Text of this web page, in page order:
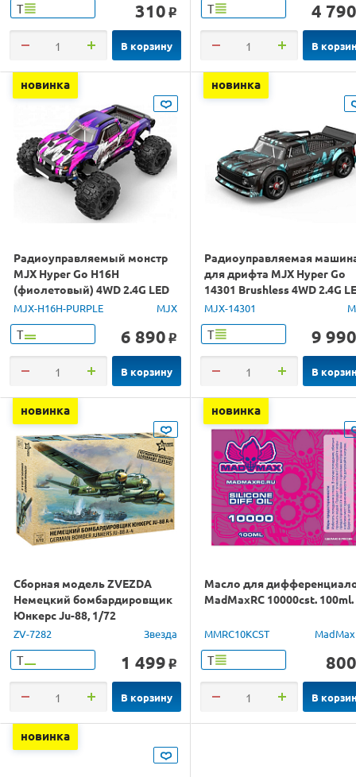
Т 310 o
В корзину
Т 4 790
В
новинка
Радиоуправляемый монстр
MJX Hyper Go H16H
(фиолетовый) 4WD 2.4G LED
GPS 1/16 RTR
MJX-H16H-PURPLE MJX
Т 6 890 o
В корзину
новинка
Радиоуправляемая
для дрифта MJX Hyper Go
14301 Brushless 4WD 2.4G
1/14 RTR
MJX-14301
Т 9 990
В
новинка
Сборная модель ZVEZDA
Немецкий бомбардировщик
Юнкерс Ju-88, 1/72
ZV-7282 Звезда
Т 1 499 o
В корзину
новинка
Масло для
MadMaxRC 10000cst. 100ml.
MMRC10KCST
Т 800
В
новинка